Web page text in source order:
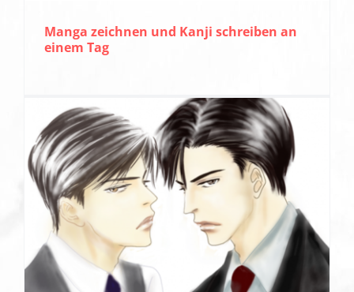
Manga zeichnen und Kanji schreiben an
einem Tag